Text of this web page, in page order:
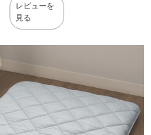
レビューを
見る